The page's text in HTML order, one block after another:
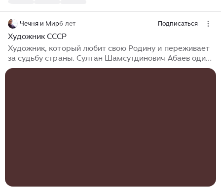
Чечня и Мир6 лет Подписаться
Художник СССР
Художник, который любит свою Родину и переживает
за судьбу страны. Султан Шамсутдинович Абаев один
из чеченских художников, который живет за